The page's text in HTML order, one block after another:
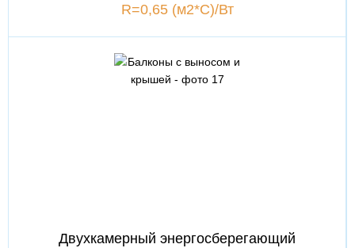
R=0,65 (м2*С)/Вт
Двухкамерный энергосберегающий